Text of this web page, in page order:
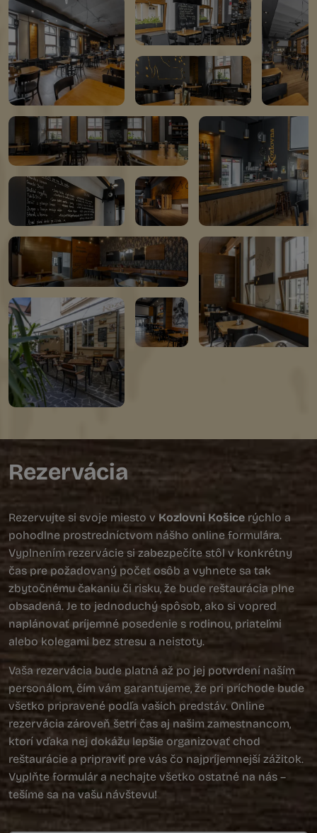
Rezervácia
Rezervujte si svoje miesto v Kozlovni Košice rýchlo a
pohodlne prostredníctvom nášho online formulára.
Vyplnením rezervácie si zabezpečíte stôl v konkrétny
čas pre požadovaný počet osôb a vyhnete sa tak
zbytočnému čakaniu či risku, že bude reštaurácia plne
obsadená. Je to jednoduchý spôsob, ako si vopred
naplánovať príjemné posedenie s rodinou, priateľmi
alebo kolegami bez stresu a neistoty.
Vaša rezervácia bude platná až po jej potvrdení naším
personálom, čím vám garantujeme, že pri príchode bude
všetko pripravené podľa vašich predstáv. Online
rezervácia zároveň šetrí čas aj našim zamestnancom,
ktorí vďaka nej dokážu lepšie organizovať chod
reštaurácie a pripraviť pre vás čo najpríjemnejší zážitok.
Vyplňte formulár a nechajte všetko ostatné na nás –
tešíme sa na vašu návštevu!